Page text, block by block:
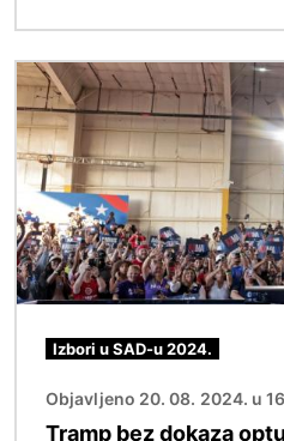
Image
Izbori u SAD-u 2024.
Objavljeno 20. 08. 2024. u
Tramp bez dokaza